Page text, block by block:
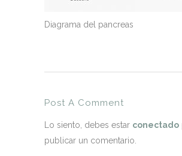
Diagrama del pancreas
Post A Comment
Lo siento, debes estar conectado
publicar un comentario.